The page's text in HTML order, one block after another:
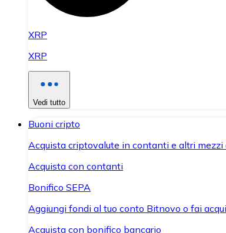
XRP
XRP
Vedi tutto
Buoni cripto
Acquista criptovalute in contanti e altri
Acquista con contanti
Bonifico SEPA
Aggiungi fondi al tuo conto Bitnovo o fai
Acquista con bonifico bancario